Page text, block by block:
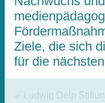
Ziele, die sich
für die